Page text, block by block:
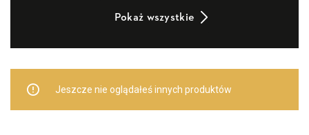
Pokaż wszystkie
Jeszcze nie oglądałeś innych produktów